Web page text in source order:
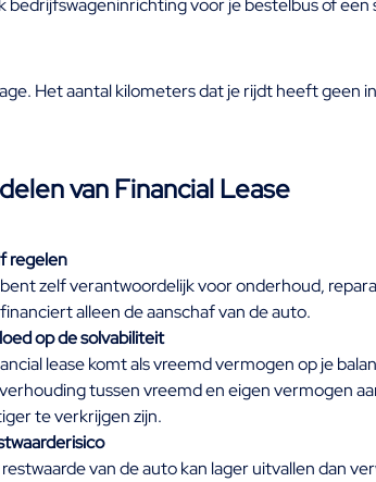
Het aantal kilometers dat je rijdt heeft geen
van Financial Lease
regelen
zelf verantwoordelijk voor onderhoud,
alleen de aanschaf van de auto.
op de solvabiliteit
lease komt als vreemd vermogen op je
tussen vreemd en eigen vermogen
te verkrijgen zijn.
van de auto kan lager uitvallen dan